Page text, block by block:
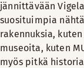
jännittävään
suosituimpia
rakennuksia,
museoita, kuten
myös pitkä